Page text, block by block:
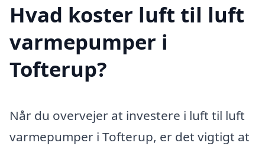
Hvad koster luft til luft
varmepumper i
Tofterup?
Når du overvejer at investere i luft til luft
varmepumper i Tofterup, er det vigtigt at